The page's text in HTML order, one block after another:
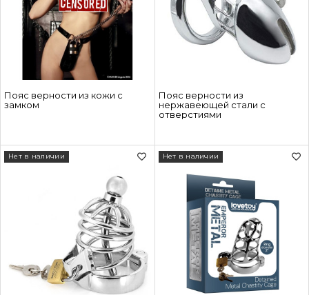
Пояс верности из кожи с
замком
Пояс верности из
нержавеющей стали с
отверстиями
Нет в наличии Нет в наличии